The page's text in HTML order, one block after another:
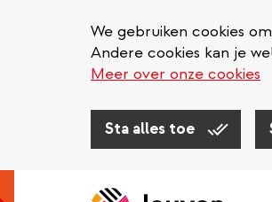
We gebruiken cookies
Andere cookies kan je
Meer over onze cookies
Sta alles toe